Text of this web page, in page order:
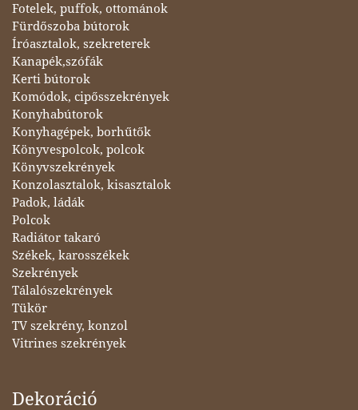
Fotelek, puffok, ottománok
Fürdőszoba bútorok
Íróasztalok, szekreterek
Kanapék,szófák
Kerti bútorok
Komódok, cipősszekrények
Konyhabútorok
Konyhagépek, borhűtők
Könyvespolcok, polcok
Könyvszekrények
Konzolasztalok, kisasztalok
Padok, ládák
Polcok
Radiátor takaró
Székek, karosszékek
Szekrények
Tálalószekrények
Tükör
TV szekrény, konzol
Vitrines szekrények
Dekoráció